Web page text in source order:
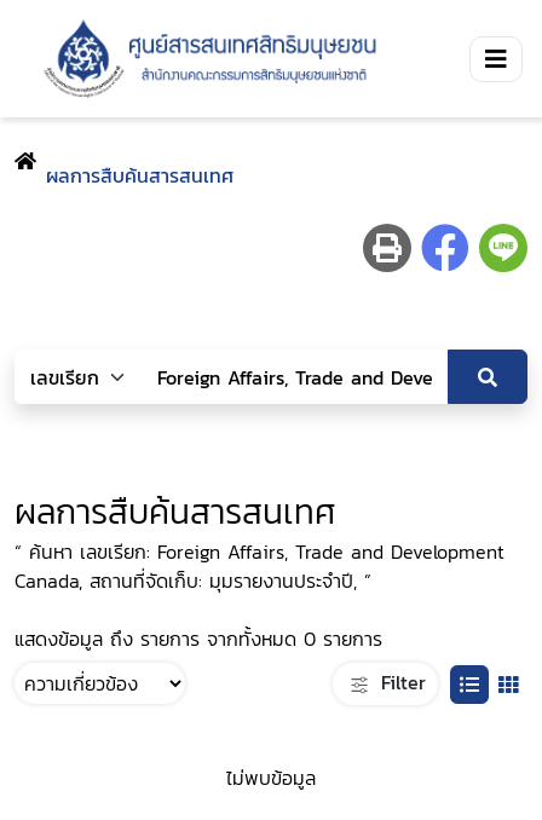
ผลการสืบค้นสารสนเทศ
ผลการสืบค้นสารสนเทศ
“ ค้นหา เลขเรียก: Foreign Affairs, Trade and Development
Canada, สถานที่จัดเก็บ: มุมรายงานประจำปี, ”
แสดงข้อมูล ถึง รายการ จากทั้งหมด 0 รายการ
Filter
ไม่พบข้อมูล